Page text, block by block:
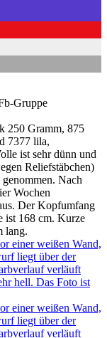
Gruppe
250 Gramm, 875
7377 lila,
ist sehr dünn und
Reliefstäbchen)
Nach
Wochen
Der Kopfumfang
ist 168 cm. Kurze
lang.